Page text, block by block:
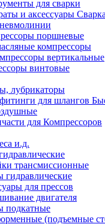
для сварки
поршневые
компрессоры
вертикальные
винтовые
лубрикаторы
для Компрессоров
и.д.
трансмиссионные
гидравлические
для прессов
двигателя
подкатные